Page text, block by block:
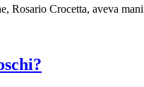
Rosario Crocetta, aveva